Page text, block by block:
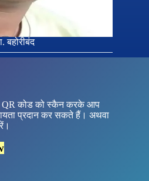
बहोरीबंद
QR कोड को स्कैन करके आप
प्रदान कर सकते हैं। अथवा